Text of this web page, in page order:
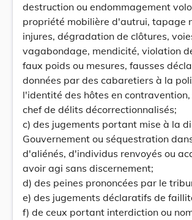
destruction ou endommagement
propriété mobilière d'autrui, tapage
injures, dégradation de clôtures,
vagabondage, mendicité, violation
faux poids ou mesures, fausses
données par des cabaretiers à la
l'identité des hôtes en
chef de délits décorrectionnalisés;
c) des jugements portant mise à la
Gouvernement ou séquestration
d'aliénés, d'individus renvoyés ou
avoir agi sans discernement;
d) des peines prononcées par le
e) des jugements déclaratifs de
f) de ceux portant interdiction ou